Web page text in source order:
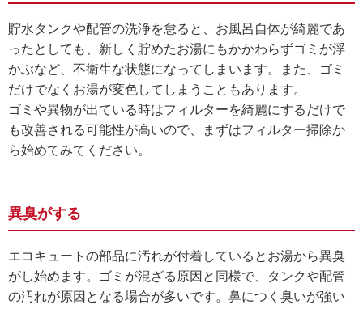
貯水タンクや配管の洗浄を怠ると、お風呂自体が綺麗であ
ったとしても、新しく貯めたお湯にもかかわらずゴミが浮
かぶなど、不衛生な状態になってしまいます。また、ゴミ
だけでなくお湯が変色してしまうこともあります。
ゴミや異物が出ている時はフィルターを綺麗にするだけで
も改善される可能性が高いので、まずはフィルター掃除か
ら始めてみてください。
異臭がする
エコキュートの部品に汚れが付着しているとお湯から異臭
がし始めます。ゴミが混ざる原因と同様で、タンクや配管
の汚れが原因となる場合が多いです。鼻につく臭いが強い